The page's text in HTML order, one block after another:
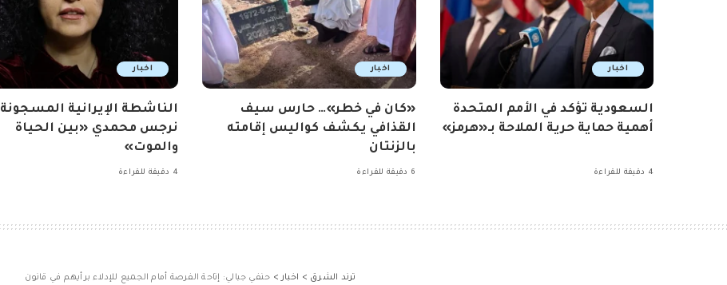
اخبار
السعودية تؤكد في الأمم المتحدة
أهمية حماية حرية الملاحة بـ«هرمز»
4 دقيقة للقراءة
اخبار
«كان في خطر»… حارس سيف
القذافي يكشف كواليس إقامته
بالزنتان
6 دقيقة للقراءة
اخبار
الناشطة الإيرانية المسجونة
نرجس محمدي «بين الحياة
والموت»
4 دقيقة للقراءة
ترند الشرق > اخبار > حنفي جبالي: إتاحة الفرصة أمام الجميع للإدلاء برأيهم في قانون